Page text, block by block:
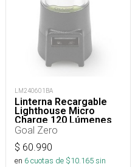
LM240601BA
Linterna Recargable
Lighthouse Micro
Charge 120 Lúmenes
Goal Zero
$ 60.990
en 6cuotas de $10.165sin